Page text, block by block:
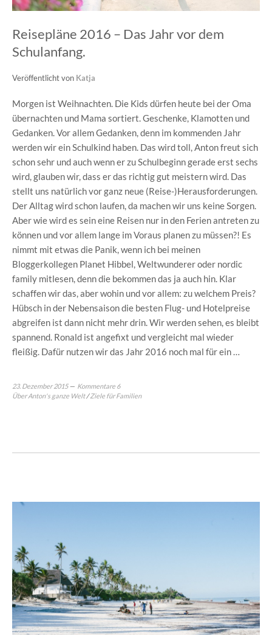
Reisepläne 2016 – Das Jahr vor dem
Schulanfang.
Veröffentlicht von Katja
Morgen ist Weihnachten. Die Kids dürfen heute bei der Oma
übernachten und Mama sortiert. Geschenke, Klamotten und
Gedanken. Vor allem Gedanken, denn im kommenden Jahr
werden wir ein Schulkind haben. Das wird toll, Anton freut sich
schon sehr und auch wenn er zu Schulbeginn gerade erst sechs
wird, glauben wir, dass er das richtig gut meistern wird. Das
stellt uns natürlich vor ganz neue (Reise-)Herausforderungen.
Der Alltag wird schon laufen, da machen wir uns keine Sorgen.
Aber wie wird es sein eine Reisen nur in den Ferien antreten zu
können und vor allem lange im Voraus planen zu müssen?! Es
nimmt mit etwas die Panik, wenn ich bei meinen
Bloggerkollegen Planet Hibbel, Weltwunderer oder nordic
family mitlesen, denn die bekommen das ja auch hin. Klar
schaffen wir das, aber wohin und vor allem: zu welchem Preis?
Hübsch in der Nebensaison die besten Flug- und Hotelpreise
abgreifen ist dann nicht mehr drin. Wir werden sehen, es bleibt
spannend. Ronald ist angefixt und vergleicht mal wieder
fleißig. Dafür nutzen wir das Jahr 2016 noch mal für ein …
23. Dezember 2015
Kommentare 6
Über Anton's ganze Welt/Ziele für Familien